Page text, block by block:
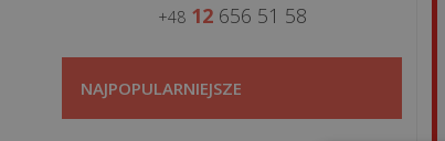
+48 12656 51 58
NAJPOPULARNIEJSZE